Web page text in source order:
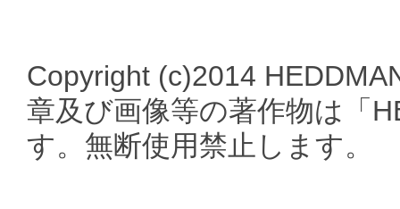
Copyright (c)2014
章及び画像等の著作物は「
す。無断使用禁止します。